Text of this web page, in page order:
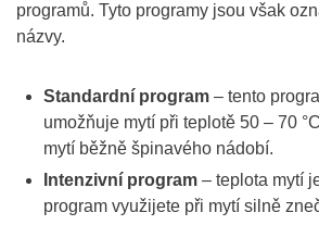
programů. Tyto programy jsou však
názvy.
Standardní program – tento
umožňuje mytí při teplotě 50 – 70
mytí běžně špinavého nádobí.
Intenzivní program – teplota mytí
program využijete při mytí silně